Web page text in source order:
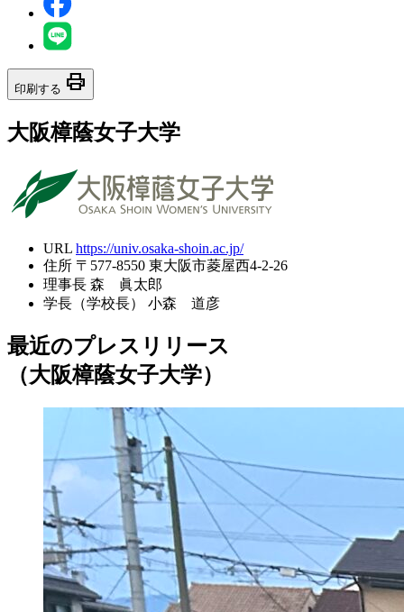
印刷する print
大阪樟蔭女子大学
URL https://univ.osaka-shoin.ac.jp/
住所 〒577-8550 東大阪市菱屋西4-2-26
理事長 森 眞太郎
学長（学校長）
小森 道彦
最近のプレスリリース
（大阪樟蔭女子大学）